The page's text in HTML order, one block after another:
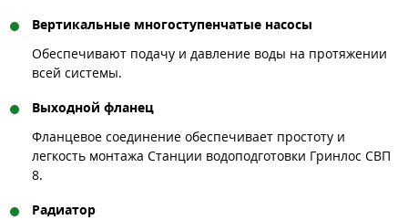
Вертикальные многоступенчатые насосы
Обеспечивают подачу и давление воды на протяжении
всей системы.
Выходной фланец
Фланцевое соединение обеспечивает простоту и
легкость монтажа Станции водоподготовки Гринлос СВП
8.
Радиатор